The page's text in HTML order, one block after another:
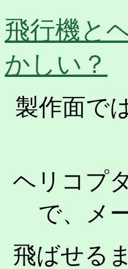
飛行機と
かしい？
製作面で
ヘリコプ
で、メ
飛ばせる